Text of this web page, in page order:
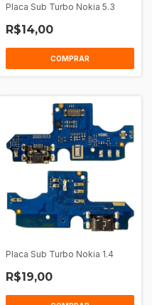
Placa Sub Turbo Nokia 5.3
R$14,00
Placa Sub Turbo Nokia 1.4
R$19,00